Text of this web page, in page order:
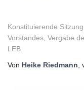
Konstituierende
Vorstandes, Vergabe
LEB.
Von Heike Riedmann